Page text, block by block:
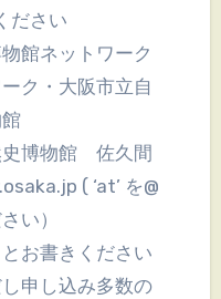
ださい
館ネットワーク
ク・大阪市立自
史博物館 佐久間
( ‘at’ を@
い）
お書きください
申し込み多数の